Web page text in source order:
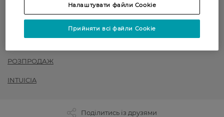
Жіночі колготки
до -50% на обраний асортимент товарів ТМ Women`s code,
РОЗПРОДАЖ
INTUICIA
Поділитись із друзями
Налаштувати файли Cookie
Прийняти всі файли Cookie